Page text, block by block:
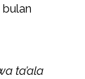
ta’ala